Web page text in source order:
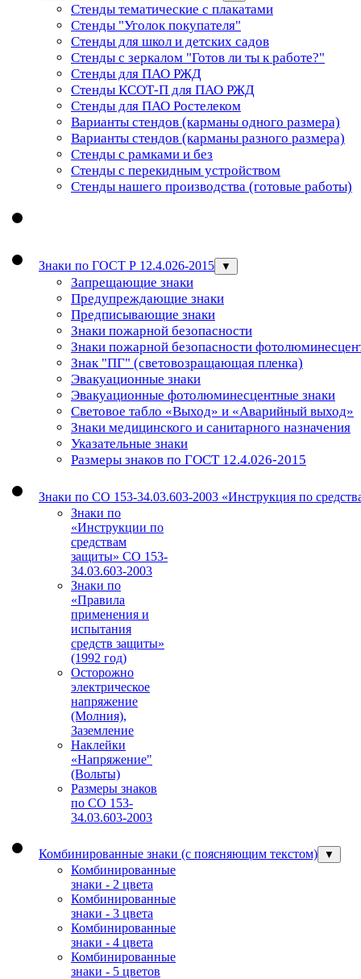
Стенды тематические с плакатами
Стенды "Уголок покупателя"
Стенды для школ и детских садов
Стенды с зеркалом "Готов ли ты к работе?"
Стенды для ПАО РЖД
Стенды КСОТ-П для ПАО РЖД
Стенды для ПАО Ростелеком
Варианты стендов (карманы одного размера)
Варианты стендов (карманы разного размера)
Стенды с рамками и без
Стенды с перекидным устройством
Стенды нашего производства (готовые работы)
Знаки по ГОСТ Р 12.4.026-2015 ▼
Запрещающие знаки
Предупреждающие знаки
Предписывающие знаки
Знаки пожарной безопасности
Знаки пожарной безопасности
Знак "ПГ" (световозращающая пленка)
Эвакуационные знаки
Эвакуационные фотолюминесцентные знаки
Световое табло «Выход» и «Аварийный выход»
Знаки медицинского и санитарного назначения
Указательные знаки
Размеры знаков по ГОСТ 12.4.026-2015
Знаки по СО 153-34.03.603-2003 «Инструкция по
Знаки по
«Инструкции по
средствам
защиты» СО 153-
34.03.603-2003
Знаки по
«Правила
применения и
испытания
средств защиты»
(1992 год)
Осторожно
электрическое
напряжение
(Молния),
Заземление
Наклейки
«Напряжение"
(Вольты)
Размеры знаков
по СО 153-
34.03.603-2003
Комбинированные знаки (с поясняющим текстом) ▼
Комбинированные
знаки - 2 цвета
Комбинированные
знаки - 3 цвета
Комбинированные
знаки - 4 цвета
Комбинированные
знаки - 5 цветов